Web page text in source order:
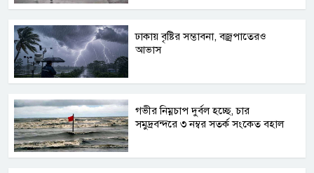
ঢাকায় বৃষ্টির সম্ভাবনা, বজ্রপাতেরও
আভাস
গভীর নিম্নচাপ দুর্বল হচ্ছে, চার
সমুদ্রবন্দরে ৩ নম্বর সতর্ক সংকেত বহাল